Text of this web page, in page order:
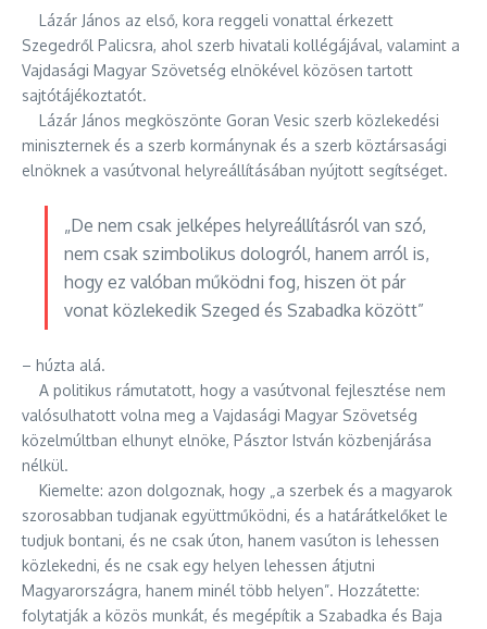
Lázár János az első, kora reggeli vonattal érkezett
Szegedről Palicsra, ahol szerb hivatali kollégájával, valamint a
Vajdasági Magyar Szövetség elnökével közösen tartott
sajtótájékoztatót.
Lázár János megköszönte Goran Vesic szerb közlekedési
miniszternek és a szerb kormánynak és a szerb köztársasági
elnöknek a vasútvonal helyreállításában nyújtott segítséget.
„De nem csak jelképes helyreállításról van szó,
nem csak szimbolikus dologról, hanem arról is,
hogy ez valóban működni fog, hiszen öt pár
vonat közlekedik Szeged és Szabadka között”
– húzta alá.
A politikus rámutatott, hogy a vasútvonal fejlesztése nem
valósulhatott volna meg a Vajdasági Magyar Szövetség
közelmúltban elhunyt elnöke, Pásztor István közbenjárása
nélkül.
Kiemelte: azon dolgoznak, hogy „a szerbek és a magyarok
szorosabban tudjanak együttműködni, és a határátkelőket le
tudjuk bontani, és ne csak úton, hanem vasúton is lehessen
közlekedni, és ne csak egy helyen lehessen átjutni
Magyarországra, hanem minél több helyen”. Hozzátette:
folytatják a közös munkát, és megépítik a Szabadka és Baja